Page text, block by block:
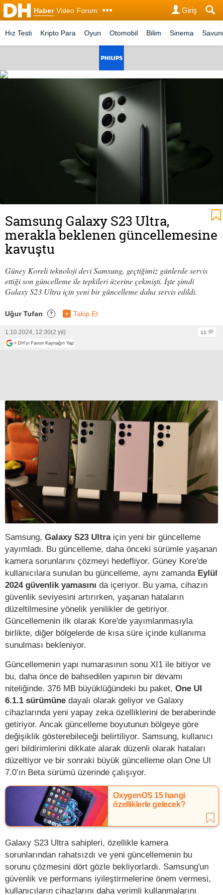
Haber Video Forum Giriş
Hız Testi Kripto Para Oyun Otomobil Bilim Sinema
Samsung Galaxy S23 Ultra,
merakla beklenen güncellemesine
kavuştu
Güney Koreli teknoloji devi Samsung, geçtiğimiz günlerde servis
ettiği son güncelleme ile tepkileri üzerine çekmişti. İşte şimdi
Galaxy S23 Ultra için yeni bir güncelleme daha servis edildi.
Uğur Tufan ? + Takip Et
1.10.2024, 12:30(2 yıl)
11
+ DH'yi Favori Kaynağın Yap
Samsung, Galaxy S23 Ultraiçin yeni bir güncelleme
yayımladı. Bu güncelleme, daha önceki sürümle yaşanan
kamera sorunlarını çözmeyi hedefliyor. Güney Kore'de
kullanıcılara sunulan bu güncelleme, aynı zamanda Eylül
2024 güvenlik yamasını da içeriyor. Bu yama, cihazın
güvenlik seviyesini artırırken, yaşanan hataların
düzeltilmesine yönelik yenilikler de getiriyor.
Güncellemenin ilk olarak Kore'de yayımlanmasıyla
birlikte, diğer bölgelerde de kısa süre içinde kullanıma
sunulması bekleniyor.
Güncellemenin yapı numarasının sonu XI1 ile bitiyor ve
bu, daha önce de bahsedilen yapının bir devamı
niteliğinde. 376 MB büyüklüğündeki bu paket, One UI
6.1.1 sürümüne dayalı olarak geliyor ve Galaxy
cihazlarında yeni yapay zeka özelliklerini de beraberinde
getiriyor. Ancak güncelleme boyutunun bölgeye göre
değişiklik gösterebileceği belirtiliyor. Samsung, kullanıcı
geri bildirimlerini dikkate alarak düzenli olarak hataları
düzeltiyor ve bir sonraki büyük güncelleme olan One UI
7.0’ın Beta sürümü üzerinde çalışıyor.
OxygenOS 15 hangi
özelliklerle gelecek?
Galaxy S23 Ultra sahipleri, özellikle kamera
sorunlarından rahatsızdı ve yeni güncellemenin bu
sorunu çözmesini dört gözle bekliyorlardı. Samsung'un
güvenlik ve performans iyileştirmelerine önem vermesi,
kullanıcıların cihazlarını daha verimli kullanmalarını